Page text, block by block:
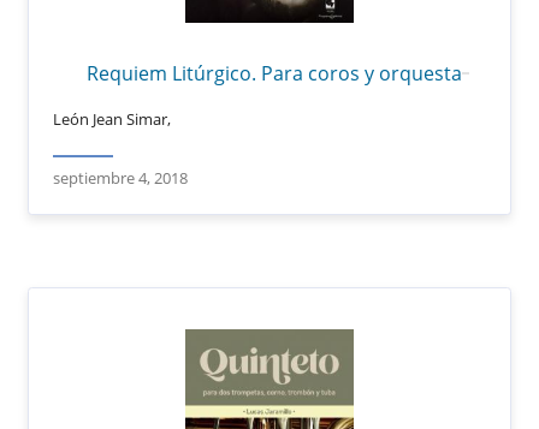
Requiem Litúrgico. Para coros y orquesta
León Jean Simar,
septiembre 4, 2018